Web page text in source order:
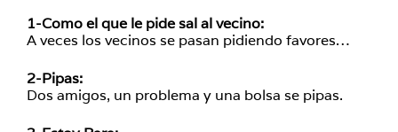
1-Como el que le pide sal al vecino:
A veces los vecinos se pasan pidiendo favores…
2-Pipas:
Dos amigos, un problema y una bolsa se pipas.